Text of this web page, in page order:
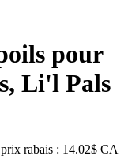
pour
Li'l Pals
rabais : 14.02$ CA